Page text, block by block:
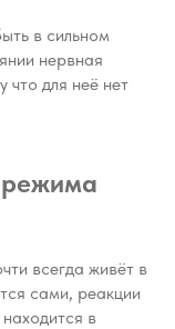
в сильном
нервная
что для неё нет
режима
всегда живёт в
сами, реакции
в